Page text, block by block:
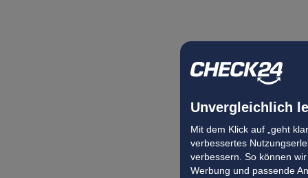
Unvergleichlich
Mit dem Klick auf „geht
verbessertes
verbessern. So können
Werbung und passende